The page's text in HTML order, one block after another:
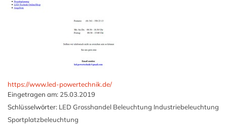
https://www.led-powertechnik.de/
Eingetragen am: 25.03.2019
Schlüsselwörter: LED Grosshandel Beleuchtung Industriebeleuchtung
Sportplatzbeleuchtung